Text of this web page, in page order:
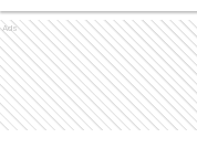
Ads